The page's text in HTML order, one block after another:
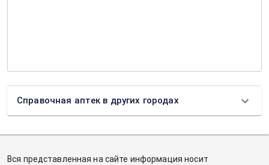
Справочная аптек в других городах
Вся представленная на сайте информация носит